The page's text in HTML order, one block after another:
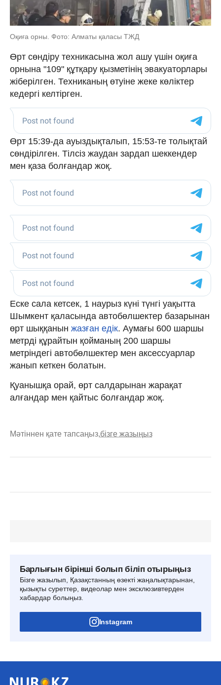
Оқиға орны. Фото: Алматы қаласы ТЖД
Өрт сөндіру техникасына жол ашу үшін оқиға
орнына "109" құтқару қызметінің эвакуаторлары
жіберілген. Техниканың өтуіне жеке көліктер
кедергі келтірген.
Өрт 15:39-да ауыздықталып, 15:53-те толықтай
сөндірілген. Тілсіз жаудан зардап шеккендер
мен қаза болғандар жоқ.
Еске сала кетсек, 1 наурыз күні түнгі уақытта
Шымкент қаласында автобөлшектер базарынан
өрт шыққанын жазған едік. Аумағы 600 шаршы
метрді құрайтын қойманың 200 шаршы
метріндегі автобөлшектер мен аксессуарлар
жанып кеткен болатын.
Қуанышқа орай, өрт салдарынан жарақат
алғандар мен қайтыс болғандар жоқ.
Мәтіннен қате тапсаңыз,бізге жазыңыз
Барлығын бірінші болып біліп отырыңыз
Бізге жазылып, Қазақстанның өзекті жаңалықтарынан,
қызықты суреттер, видеолар мен эксклюзивтерден
хабардар болыңыз.
Instagram